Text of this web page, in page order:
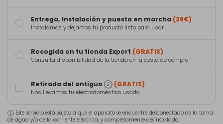
Entrega, Instalación y puesta en marcha (39€)
Instalamos y dejamos tu producto listo para usar
Recogida en tu tienda Expert (GRATIS)
Consulta disponibilidad de la tienda en la cesta de compra
Retirada del antiguo (GRATIS)
Nos llevamos tu electrodoméstico usado.
Este servicio está sujeto a que el aparato se encuentre desconectado de la toma
de agua y/o de la corriente eléctrica, y completamente desinstalado.